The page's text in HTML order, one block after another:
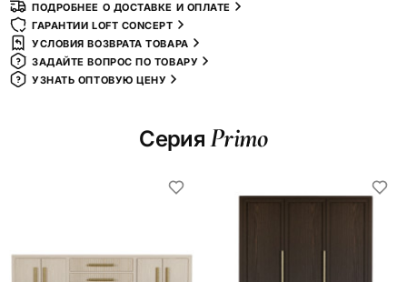
ПОДРОБНЕЕ О ДОСТАВКЕ И ОПЛАТЕ
ГАРАНТИИ LOFT CONCEPT
УСЛОВИЯ ВОЗВРАТА ТОВАРА
ЗАДАЙТЕ ВОПРОС ПО ТОВАРУ
УЗНАТЬ ОПТОВУЮ ЦЕНУ
СерияPrimo